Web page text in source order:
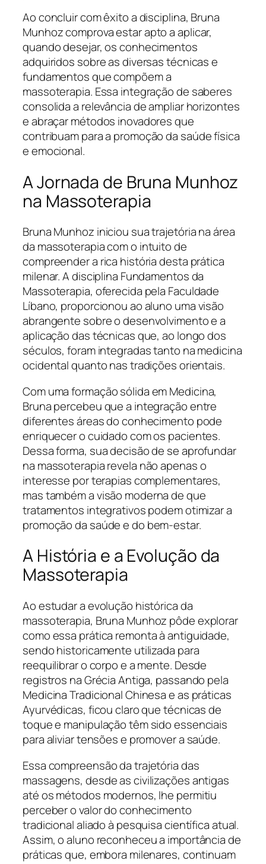
Ao concluir com êxito a disciplina, Bruna
Munhoz comprova estar apto a aplicar,
quando desejar, os conhecimentos
adquiridos sobre as diversas técnicas e
fundamentos que compõem a
massoterapia. Essa integração de saberes
consolida a relevância de ampliar horizontes
e abraçar métodos inovadores que
contribuam para a promoção da saúde física
e emocional.
A Jornada de Bruna Munhoz
na Massoterapia
Bruna Munhoz iniciou sua trajetória na área
da massoterapia com o intuito de
compreender a rica história desta prática
milenar. A disciplina Fundamentos da
Massoterapia, oferecida pela Faculdade
Líbano, proporcionou ao aluno uma visão
abrangente sobre o desenvolvimento e a
aplicação das técnicas que, ao longo dos
séculos, foram integradas tanto na medicina
ocidental quanto nas tradições orientais.
Com uma formação sólida em Medicina,
Bruna percebeu que a integração entre
diferentes áreas do conhecimento pode
enriquecer o cuidado com os pacientes.
Dessa forma, sua decisão de se aprofundar
na massoterapia revela não apenas o
interesse por terapias complementares,
mas também a visão moderna de que
tratamentos integrativos podem otimizar a
promoção da saúde e do bem-estar.
A História e a Evolução da
Massoterapia
Ao estudar a evolução histórica da
massoterapia, Bruna Munhoz pôde explorar
como essa prática remonta à antiguidade,
sendo historicamente utilizada para
reequilibrar o corpo e a mente. Desde
registros na Grécia Antiga, passando pela
Medicina Tradicional Chinesa e as práticas
Ayurvédicas, ficou claro que técnicas de
toque e manipulação têm sido essenciais
para aliviar tensões e promover a saúde.
Essa compreensão da trajetória das
massagens, desde as civilizações antigas
até os métodos modernos, lhe permitiu
perceber o valor do conhecimento
tradicional aliado à pesquisa científica atual.
Assim, o aluno reconheceu a importância de
práticas que, embora milenares, continuam